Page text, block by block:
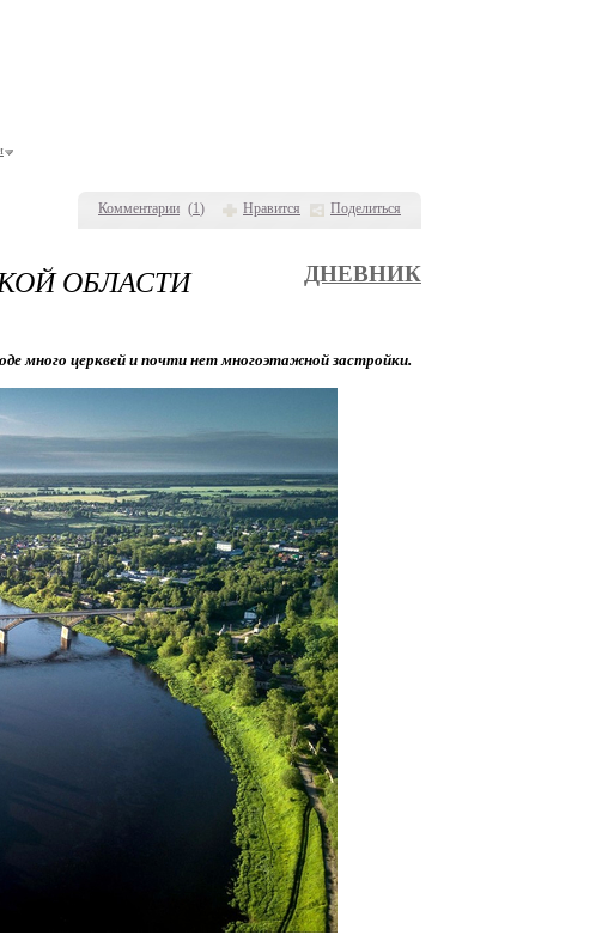
Комментарии (1) Нравится Поделиться
ОБЛАСТИ ДНЕВНИК
много церквей и почти нет многоэтажной застройки.